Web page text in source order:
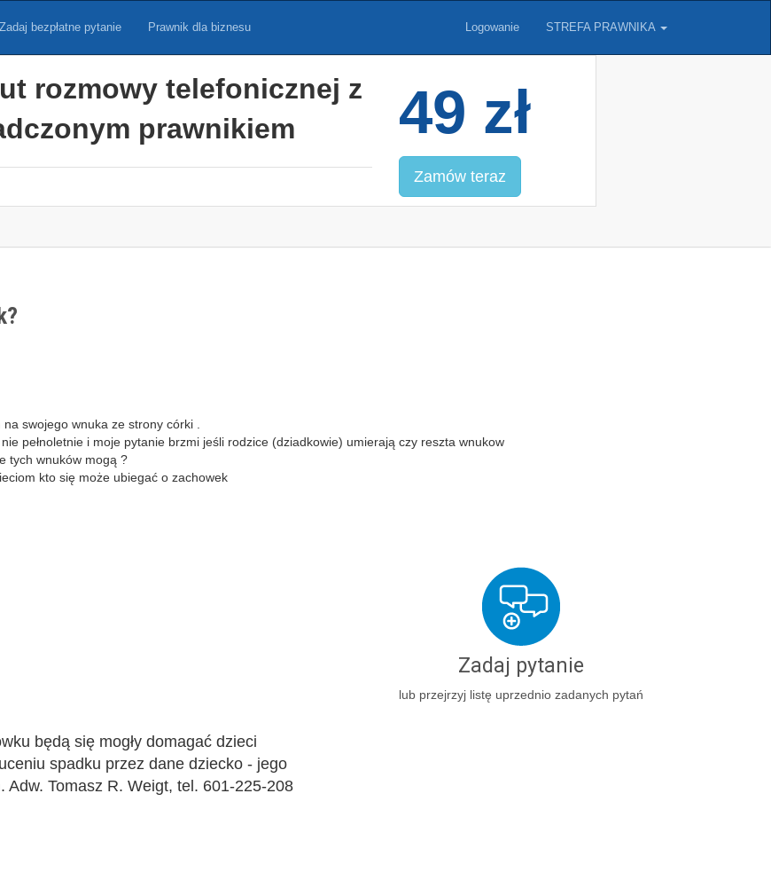
Zadaj bezpłatne pytanie Prawnik dla biznesu Logowanie STREFA PRAWNIKA
rozmowy telefonicznej z
prawnikiem
49 zł
Zamów teraz
swojego wnuka ze strony córki .
pełnoletnie i moje pytanie brzmi jeśli rodzice (dziadkowie) umierają czy reszta wnukow
tych wnuków mogą ?
kto się może ubiegać o zachowek
będą się mogły domagać dzieci
spadku przez dane dziecko - jego
Tomasz R. Weigt, tel. 601-225-208
Zadaj pytanie
lub przejrzyj listę uprzednio zadanych pytań